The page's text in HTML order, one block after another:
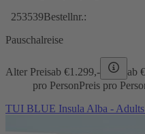
253539Bestellnr.:
Pauschalreise
Alter Preisab €1.299,- ab €
pro PersonPreis pro
TUI BLUE Insula Alba -